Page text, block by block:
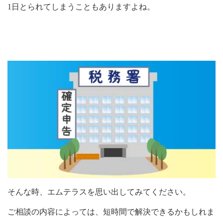
1日とられてしまうこともありますよね。
そんな時、エムテラスを思い出してみてください。
ご相談の内容によっては、短時間で解決できるかもしれま